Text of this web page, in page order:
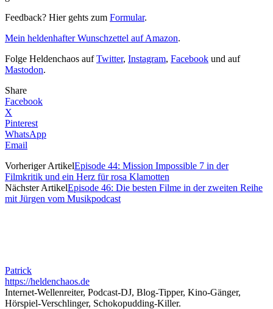
Feedback? Hier gehts zum Formular.
Mein heldenhafter Wunschzettel auf Amazon.
Folge Heldenchaos aufTwitter, Instagram, Facebook und auf
Mastodon.
Share
Facebook
X
Pinterest
WhatsApp
Email
Vorheriger ArtikelEpisode 44: Mission Impossible 7 in der
Filmkritik und ein Herz für rosa Klamotten
Nächster ArtikelEpisode 46: Die besten Filme in der zweiten Reihe
mit Jürgen vom Musikpodcast
Patrick
https://heldenchaos.de
Internet-Wellenreiter, Podcast-DJ, Blog-Tipper, Kino-Gänger,
Hörspiel-Verschlinger, Schokopudding-Killer.